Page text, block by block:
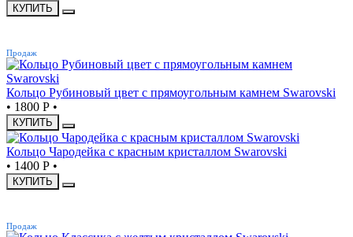
КУПИТЬ
Продаж
Кольцо Рубиновый цвет с прямоугольным камнем Swarovski
• 1800 Р •
КУПИТЬ
Кольцо Чародейка с красным кристаллом Swarovski
• 1400 Р •
КУПИТЬ
Продаж